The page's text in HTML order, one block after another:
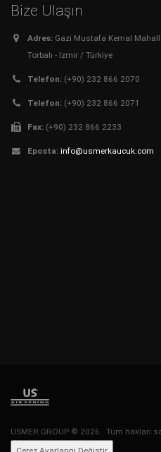
Bize Ulaşın
Adres: Gazi Mustafa Kemal
Torbalı - İzmir / Türkiye
Telefon: (+90) 232 866 2070
Telefon: (+90) 232 866 2071
Fax: (+90) 232 866 2233
Eposta: info@usmerkaucuk.com
USMER GROUP © 2026. Tüm hakları